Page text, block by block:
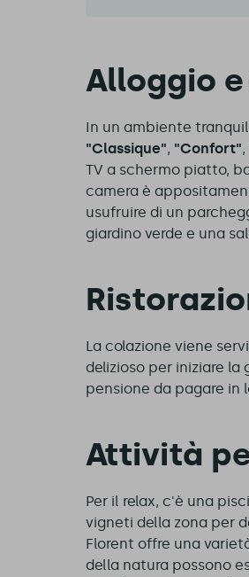
Alloggio
In un ambiente
"Classique", "Confort",
TV a schermo piatto,
camera è
usufruire di un
giardino verde e una
La colazione viene
delizioso per iniziare
pensione da pagare in
Attività
Per il relax, c'è una
vigneti della zona per
Florent offre una
della natura possono